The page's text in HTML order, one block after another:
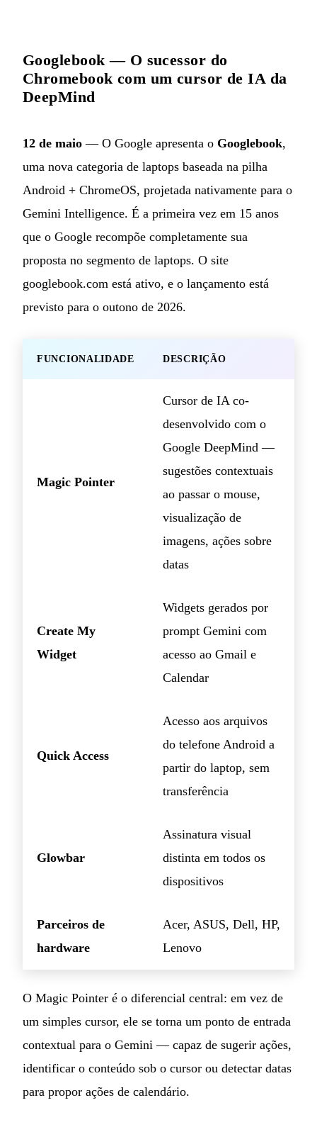
Googlebook — O sucessor do
Chromebook com um cursor de IA da
DeepMind
12 de maio — O Google apresenta o Googlebook,
uma nova categoria de laptops baseada na pilha
Android + ChromeOS, projetada nativamente para o
Gemini Intelligence. É a primeira vez em 15 anos
que o Google recompõe completamente sua
proposta no segmento de laptops. O site
googlebook.com está ativo, e o lançamento está
previsto para o outono de 2026.
FUNCIONALIDADE DESCRIÇÃO
Magic Pointer
Cursor de IA co-
desenvolvido com o
Google DeepMind —
sugestões contextuais
ao passar o mouse,
visualização de
imagens, ações sobre
datas
Create My
Widget
Widgets gerados por
prompt Gemini com
acesso ao Gmail e
Calendar
Quick Access
Acesso aos arquivos
do telefone Android a
partir do laptop, sem
transferência
Glowbar
Assinatura visual
distinta em todos os
dispositivos
Parceiros de
hardware
Acer, ASUS, Dell, HP,
Lenovo
O Magic Pointer é o diferencial central: em vez de
um simples cursor, ele se torna um ponto de entrada
contextual para o Gemini — capaz de sugerir ações,
identificar o conteúdo sob o cursor ou detectar datas
para propor ações de calendário.